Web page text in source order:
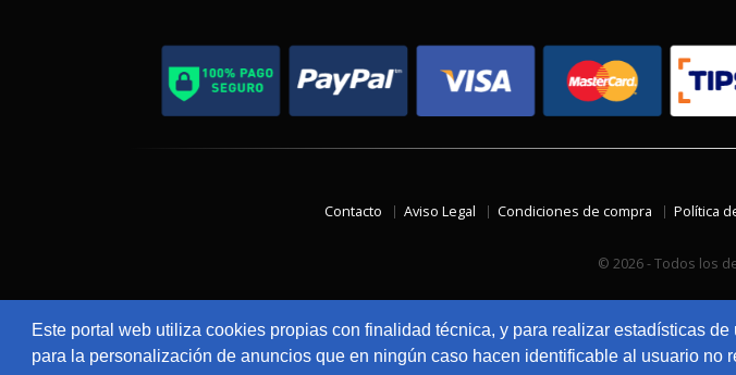
Este portal web utiliza cookies propias con finalidad técnica, y para realizar estadísticas
para la personalización de anuncios que en ningún caso hacen identificable al usuario no
Contacto Aviso Legal Condiciones de compra Política
© 2026 - Todos los